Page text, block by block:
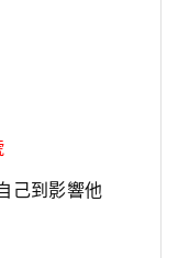
己到影響他